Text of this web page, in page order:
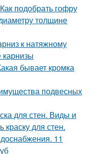
подобрать гофру
толщине
к натяжному
карнизы
бывает кромка
подвесных
для стен. Виды и
краску для стен.
11